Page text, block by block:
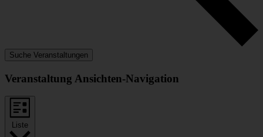
Suche Veranstaltungen
Veranstaltung Ansichten-Navigation
Liste